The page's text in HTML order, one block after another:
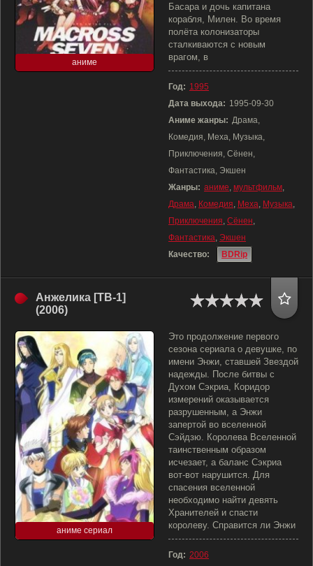
аниме
Басара и дочь капитана
корабля, Милен. Во время
полёта колонизаторы
сталкиваются с новым
врагом, в
Год: 1995
Дата выхода: 1995-09-30
Аниме жанры: Драма,
Комедия, Меха, Музыка,
Приключения, Сёнен,
Фантастика, Экшен
Жанры: аниме, мультфильм,
Драма, Комедия, Меха, Музыка,
Приключения, Сёнен,
Фантастика, Экшен
Качество:
BDRip
Анжелика [ТВ-1]
(2006)
аниме сериал
Это продолжение первого
сезона сериала о девушке, по
имени Энжи, ставшей Звездой
надежды. После битвы с
Духом Сэкриа, Коридор
измерений оказывается
разрушенным, а Энжи
запертой во вселенной
Сэйдзю. Королева Вселенной
таинственным образом
исчезает, а баланс Сэкриа
вот-вот нарушится. Для
спасения вселенной
необходимо найти девять
Хранителей и спасти
королеву. Справится ли Энжи
Год: 2006